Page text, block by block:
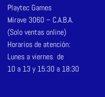
Playtec Games
Mirave 3060 – C.A.B.A.
(Solo ventas online)
Horarios de atención:
Lunes a viernes de
10 a 13 y 15:30 a 18:30